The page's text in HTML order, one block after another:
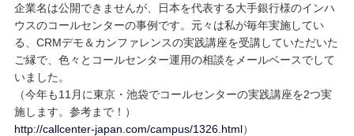
企業名は公開できませんが、日本を代表する大手銀行様のインハ
ウスのコールセンターの事例です。元々は私が毎年実施してい
る、CRMデモ＆カンファレンスの実践講座を受講していただいた
ご縁で、色々とコールセンター運用の相談をメールベースでして
いました。
（今年も11月に東京・池袋でコールセンターの実践講座を2つ実
施します。参考まで！）
http://callcenter-japan.com/campus/1326.html）